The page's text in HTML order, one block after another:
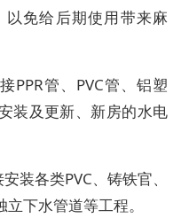
免给后期使用带来麻
PPR管、PVC管、铝塑
装及更新、新房的水电
装各类PVC、铸铁官、
下水管道等工程。